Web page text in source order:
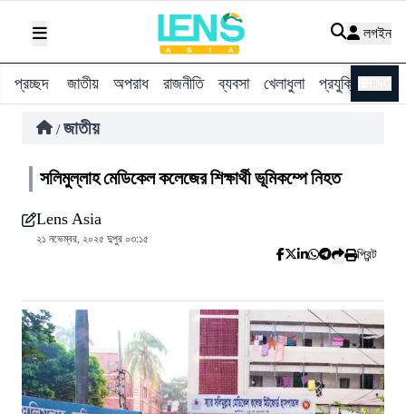
লগইন
প্রচ্ছদ জাতীয় অপরাধ রাজনীতি ব্যবসা খেলাধুলা প্রযুক্তি
/ জাতীয়
সলিমুল্লাহ মেডিকেল কলেজের শিক্ষার্থী ভূমিকম্পে নিহত
Lens Asia
২১ নভেম্বর, ২০২৫ দুপুর ০৩:১৫
প্রিন্ট